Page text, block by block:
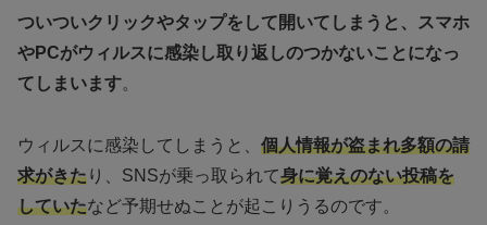
ついついクリックやタップをして開いてしまうと、スマホ
やPCがウィルスに感染し取り返しのつかないことになっ
てしまいます。
ウィルスに感染してしまうと、 個人情報が盗まれ多額の請
求がきたり、SNSが乗っ取られて身に覚えのない投稿を
していたなど予期せぬことが起こりうるのです。